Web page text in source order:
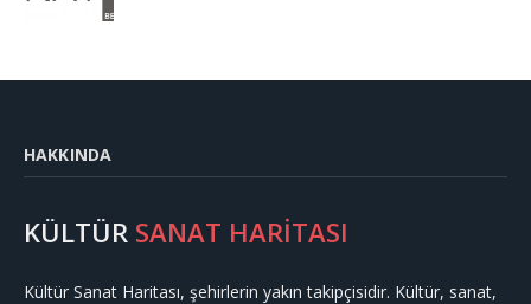
HAKKINDA
KÜLTÜR SANAT HARİTASI
Kültür Sanat Haritası, şehirlerin yakın takipçisidir. Kültür, sanat,